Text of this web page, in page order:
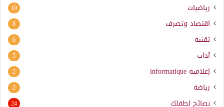
رياضيات 10
اقتصاد وتصرف 8
تقنية 6
آداب 5
إعلامية informatique
2
رياضة 2
نصائح لطفلك 24